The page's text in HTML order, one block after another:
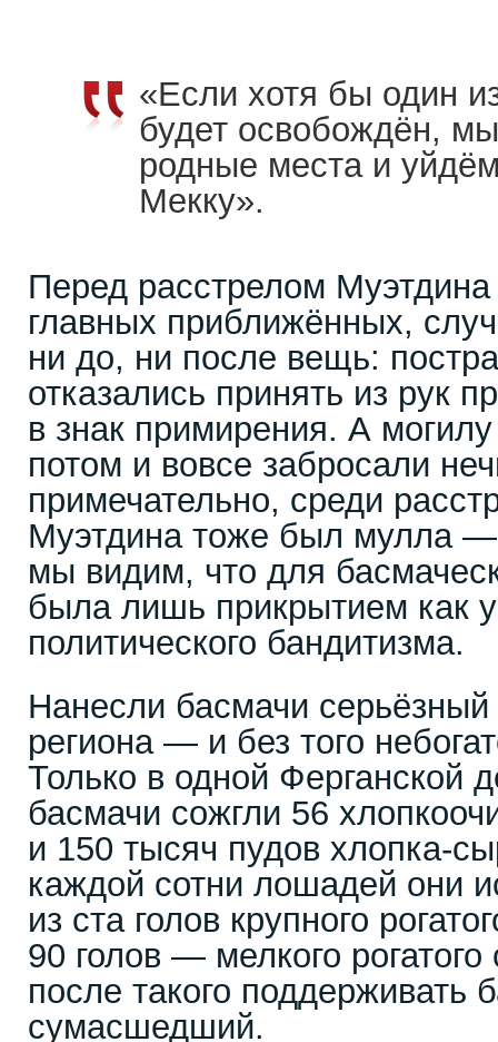
«Если хотя бы один
будет освобождён,
родные места и
Мекку».
Перед расстрелом
главных приближённых,
ни до, ни после вещь:
отказались принять из рук
в знак примирения. А
потом и вовсе забросали
примечательно, среди
Муэтдина тоже был мулла
мы видим, что для
была лишь прикрытием как
политического бандитизма.
Нанесли басмачи
региона — и без того
Только в одной Ферганской
басмачи сожгли 56
и 150 тысяч пудов хлопка-
каждой сотни лошадей они
из ста голов крупного
90 голов — мелкого
после такого поддерживать
сумасшедший.